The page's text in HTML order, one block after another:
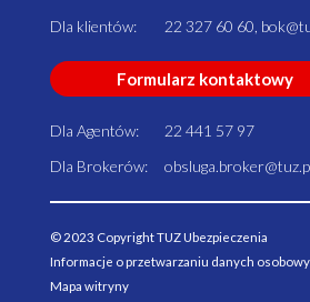
Dla klientów: 22 327 60 60,
Formularz kontaktowy
Dla Agentów:
22 441 57 97
Dla Brokerów:
© 2023 Copyright TUZ Ubezpieczenia
Informacje o przetwarzaniu danych
Mapa witryny